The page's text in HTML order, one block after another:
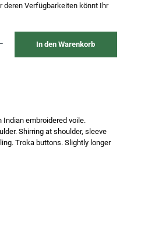
deren Verfügbarkeiten könnt Ihr
In den Warenkorb
embroidered voile.
Shirring at shoulder, sleeve
Troka buttons. Slightly longer